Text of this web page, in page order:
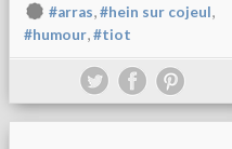
#arras,#hein sur cojeul,
#humour,#tiot